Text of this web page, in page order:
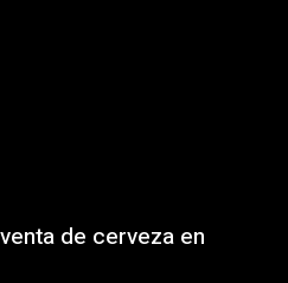
de cerveza en